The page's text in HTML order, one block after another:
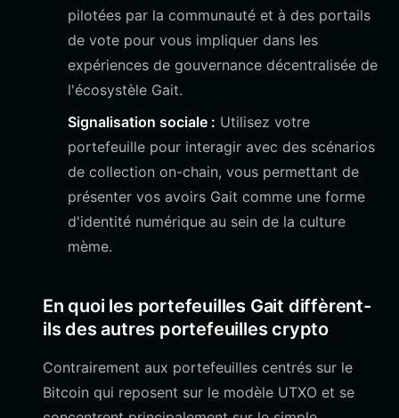
pilotées par la communauté et à des portails
de vote pour vous impliquer dans les
expériences de gouvernance décentralisée de
l'écosystèle Gait.
Signalisation sociale : Utilisez votre
portefeuille pour interagir avec des scénarios
de collection on-chain, vous permettant de
présenter vos avoirs Gait comme une forme
d'identité numérique au sein de la culture
mème.
En quoi les portefeuilles Gait diffèrent-
ils des autres portefeuilles crypto
Contrairement aux portefeuilles centrés sur le
Bitcoin qui reposent sur le modèle UTXO et se